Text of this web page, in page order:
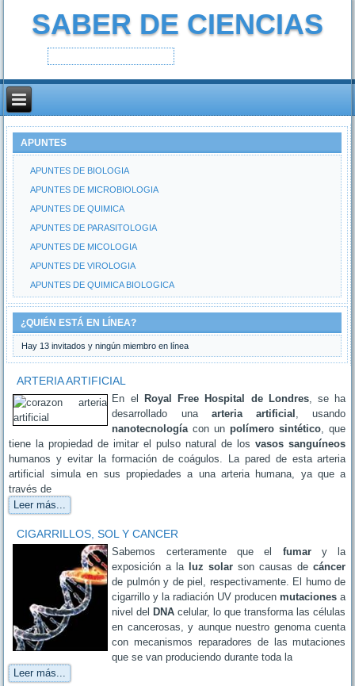
SABER DE CIENCIAS
APUNTES
APUNTES DE BIOLOGIA
APUNTES DE MICROBIOLOGIA
APUNTES DE QUIMICA
APUNTES DE PARASITOLOGIA
APUNTES DE MICOLOGIA
APUNTES DE VIROLOGIA
APUNTES DE QUIMICA BIOLOGICA
¿QUIÉN ESTÁ EN LÍNEA?
Hay 13 invitados y ningún miembro en línea
ARTERIA ARTIFICIAL
En el Royal Free Hospital de Londres, se ha
desarrollado una arteria artificial , usando
nanotecnologíacon unpolímero sintético, que
tiene la propiedad de imitar el pulso natural de losvasos sanguíneos
humanos y evitar la formación de coágulos. La pared de esta arteria
artificial simula en sus propiedades a una arteria humana, ya que a
través de
Leer más...
CIGARRILLOS, SOL Y CANCER
Sabemos certeramente que el fumary la
exposición a la luz solar son causas decáncer
de pulmón y de piel, respectivamente. El humo de
cigarrillo y la radiación UV producenmutaciones a
nivel del DNA celular, lo que transforma las células
en cancerosas, y aunque nuestro genoma cuenta
con mecanismos reparadores de las mutaciones
que se van produciendo durante toda la
Leer más...